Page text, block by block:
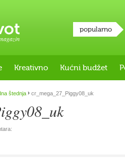
popularno
Kreativno Kućni budžet
štednja › cr_mega_27_Piggy08_uk